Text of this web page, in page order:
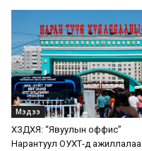
Мэдээ
ХЗДХЯ: “Явуулын оффис”
Нарантуул ОУХТ-д ажиллалаа